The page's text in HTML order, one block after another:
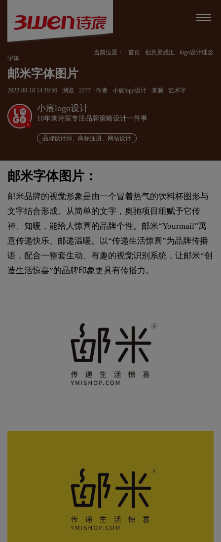
当前位置： 首页 创意灵感汇
logo设计理念
字体
邮米字体图片
2022-08-18 14:19:56 浏览 2277 作者 小宸logo设计 来源 艺术字
v
小宸logo设计
18年来诗宸专注品牌策略设计一件事
品牌设计师、商标注册、网站设计
邮米字体图片：
邮米品牌的视觉形象是由一个冒着热气的饮料杯图形与
文字结合形成。从简单的文字，奥驰项目组赋予它传
神、知暖，能给人惊喜的品牌个性。邮米“Yourmail”寓
意传递快乐、邮递温暖。以“传递生活惊喜”为品牌传播
语，配合一整套生动、有趣的视觉识别系统，让邮米“创
造生活惊喜”的品牌印象更具有传播力。